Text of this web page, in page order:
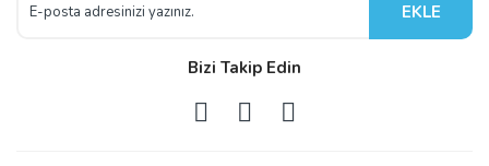
EKLE
Bizi Takip Edin